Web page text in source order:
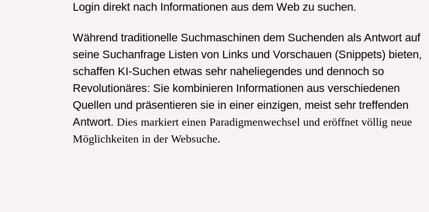
Login direkt nach Informationen aus dem Web zu suchen.
Während traditionelle Suchmaschinen dem Suchenden als Antwort auf
seine Suchanfrage Listen von Links und Vorschauen (Snippets) bieten,
schaffen KI-Suchen etwas sehr naheliegendes und dennoch so
Revolutionäres: Sie kombinieren Informationen aus verschiedenen
Quellen und präsentieren sie in einer einzigen, meist sehr treffenden
Antwort. Dies markiert einen Paradigmenwechsel und eröffnet völlig neue
Möglichkeiten in der Websuche.